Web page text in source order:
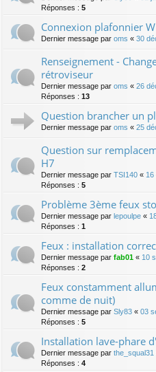
Réponses : 5
Connexion plafonnier W
Dernier message par oms « 30
Renseignement -
rétroviseur
Dernier message par oms « 26
Réponses : 13
Question brancher un
Dernier message par oms « 25
Question sur
H7
Dernier message par TSI140 « 16
Réponses : 5
Problème 3ème feux
Dernier message par lepoulpe «
Réponses : 1
Feux : installation
Dernier message par fab01 « 10
Réponses : 2
Feux constamment
comme de nuit)
Dernier message par Sly83 « 03
Réponses : 5
Installation lave-phare
Dernier message par the_squal31
Réponses : 4